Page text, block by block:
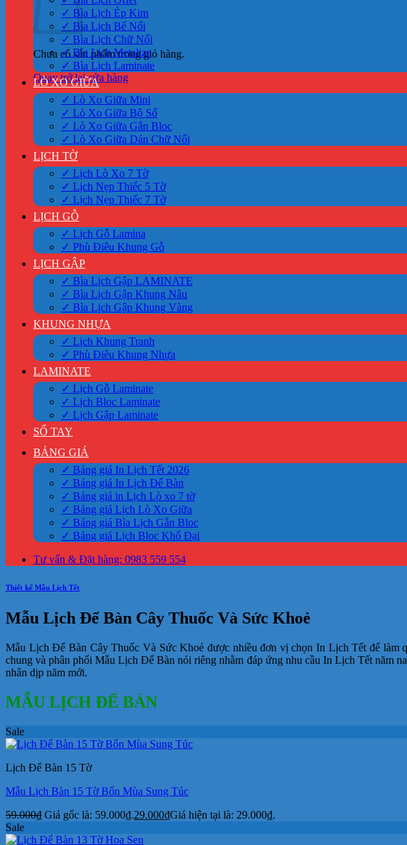
Chưa có sản phẩm trong giỏ hàng.
Quay trở lại cửa hàng
✓ Bìa Lịch Ép Kim
✓ Bìa Lịch Bế Nổi
✓ Bìa Lịch Chữ Nổi
✓ Bìa Lịch Metalize
✓ Bìa Lịch Laminate
LÒ XO GIỮA
✓ Lò Xo Giữa Mini
✓ Lò Xo Giữa Bộ Số
✓ Lò Xo Giữa Gắn Bloc
✓ Lò Xo Giữa Dán Chữ Nổi
LỊCH TỜ
✓ Lịch Lò Xo 7 Tờ
✓ Lịch Nẹp Thiếc 5 Tờ
✓ Lịch Nẹp Thiếc 7 Tờ
LỊCH GỖ
✓ Lịch Gỗ Lamina
✓ Phù Điêu Khung Gỗ
LỊCH GẬP
✓ Bìa Lịch Gập LAMINATE
✓ Bìa Lịch Gập Khung Nâu
✓ Bìa Lịch Gập Khung Vàng
KHUNG NHỰA
✓ Lịch Khung Tranh
✓ Phù Điêu Khung Nhựa
LAMINATE
✓ Lịch Gỗ Laminate
✓ Lịch Bloc Laminate
✓ Lịch Gập Laminate
SỔ TAY
BẢNG GIÁ
✓ Bảng giá In Lịch Tết 2026
✓ Bảng giá In Lịch Để Bàn
✓ Bảng giá in Lịch Lò xo 7 tờ
✓ Bảng giá Lịch Lò Xo Giữa
✓ Bảng giá Bìa Lịch Gắn Bloc
✓ Bảng giá Lịch Bloc Khổ Đại
Tư vấn & Đặt hàng: 0983 559 554
Thiết kế Mẫu Lịch Tết
Mẫu Lịch Để Bàn Cây Thuốc Và Sức Khoẻ
Mẫu Lịch Để Bàn Cây Thuốc Và Sức Khoẻ được nhiều đơn vị chọn In Lịch Tết để
chung và phân phối Mẫu Lịch Để Bàn nói riêng nhằm đáp ứng nhu cầu In Lịch Tết năm
nhân dịp năm mới.
MẪU LỊCH ĐỂ BÀN
Sale
Lịch Để Bàn 15 Tờ
Mẫu Lịch Bàn 15 Tờ Bốn Mùa Sung Túc
59.000₫ Giá gốc là: 59.000₫.29.000₫Giá hiện tại là: 29.000₫.
Sale